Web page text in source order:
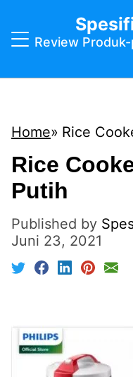
Review
Home Rice
Rice
Putih
Published by
Juni 23, 2021